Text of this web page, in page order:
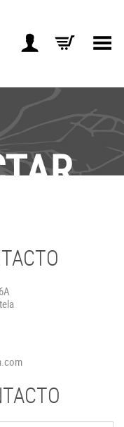
Toggle Menu